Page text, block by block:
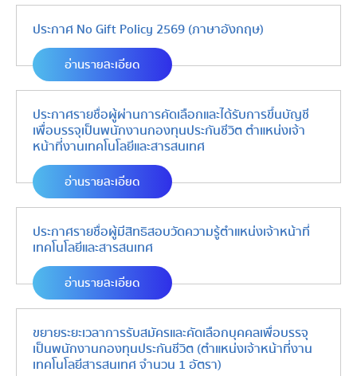
ประกาศ No Gift Policy 2569 (ภาษาอังกฤษ)
อ่านรายละเอียด
ประกาศรายชื่อผู้ผ่านการคัดเลือกและได้รับการขึ้นบัญชี
เพื่อบรรจุเป็นพนักงานกองทุนประกันชีวิต ตำแหน่งเจ้า
หน้าที่งานเทคโนโลยีและสารสนเทศ
อ่านรายละเอียด
ประกาศรายชื่อผู้มีสิทธิสอบวัดความรู้ตำแหน่งเจ้าหน้าที่
เทคโนโลยีและสารสนเทศ
อ่านรายละเอียด
ขยายระยะเวลาการรับสมัครและคัดเลือกบุคคลเพื่อบรรจุ
เป็นพนักงานกองทุนประกันชีวิต (ตำแหน่งเจ้าหน้าที่งาน
เทคโนโลยีสารสนเทศ จำนวน 1 อัตรา)